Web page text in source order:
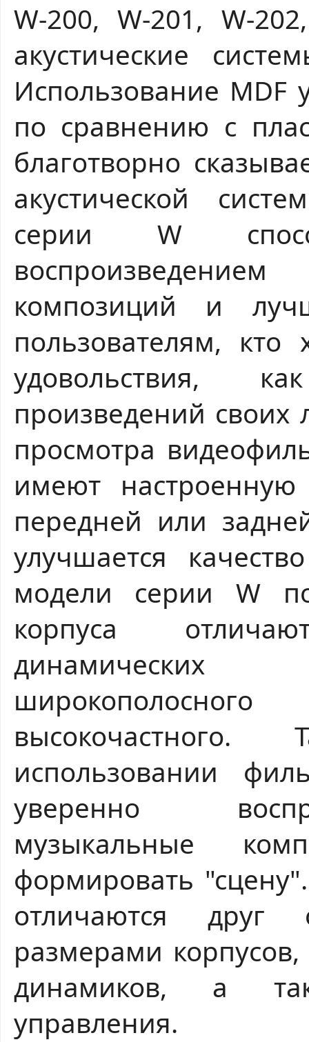
W-200, W-201, W-
акустические
Использование MDF
по сравнению с
благотворно
акустической
серии W
композиций и
пользователям, кто
удовольствия,
произведений
просмотра
имеют
передней или
улучшается
модели серии W
корпуса
использовании
уверенно
музыкальные
формировать
отличаются друг
размерами
динамиков, а
управления.